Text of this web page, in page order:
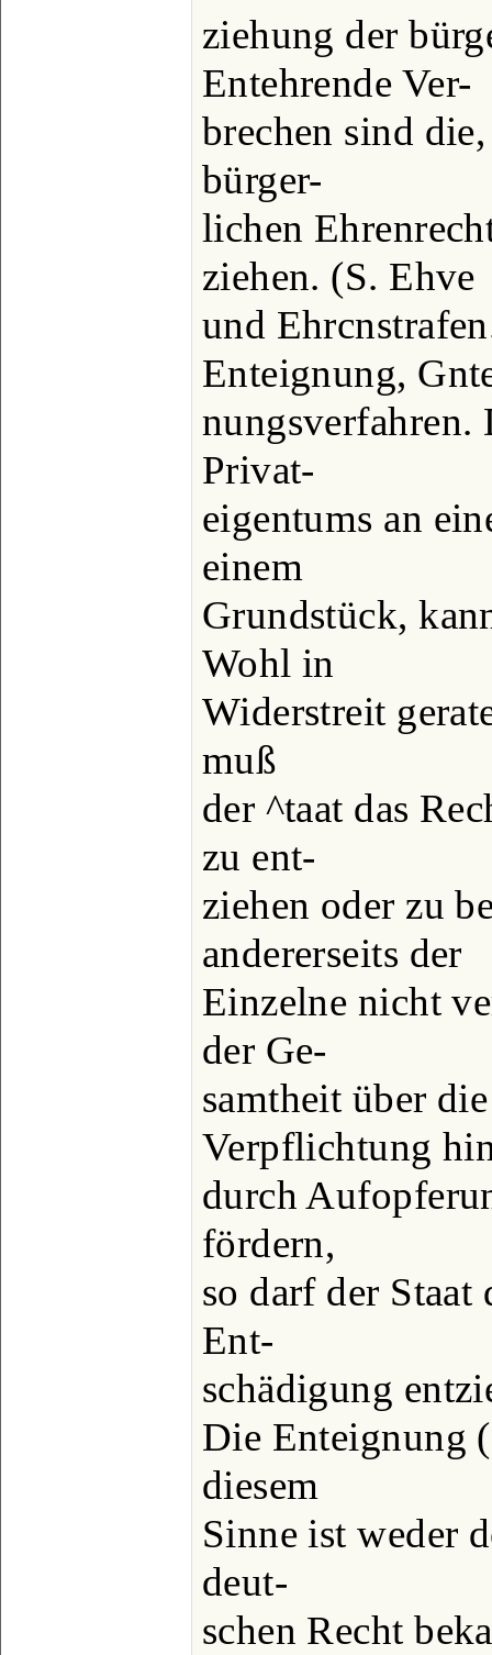
ziehung der
Entehrende Ver-
brechen sind
bürger-
lichen
ziehen. (S. Ehve
und
Enteignung,
nungsverfahren.
Privat-
eigentums an
einem
Grundstück,
Wohl in
Widerstreit
muß
der ^taat das
zu ent-
ziehen oder zu
andererseits der
Einzelne nicht
der Ge-
samtheit über
Verpflichtung
durch
fördern,
so darf der Staat
Ent-
schädigung
Die Enteignung
diesem
Sinne ist weder
deut-
schen Recht